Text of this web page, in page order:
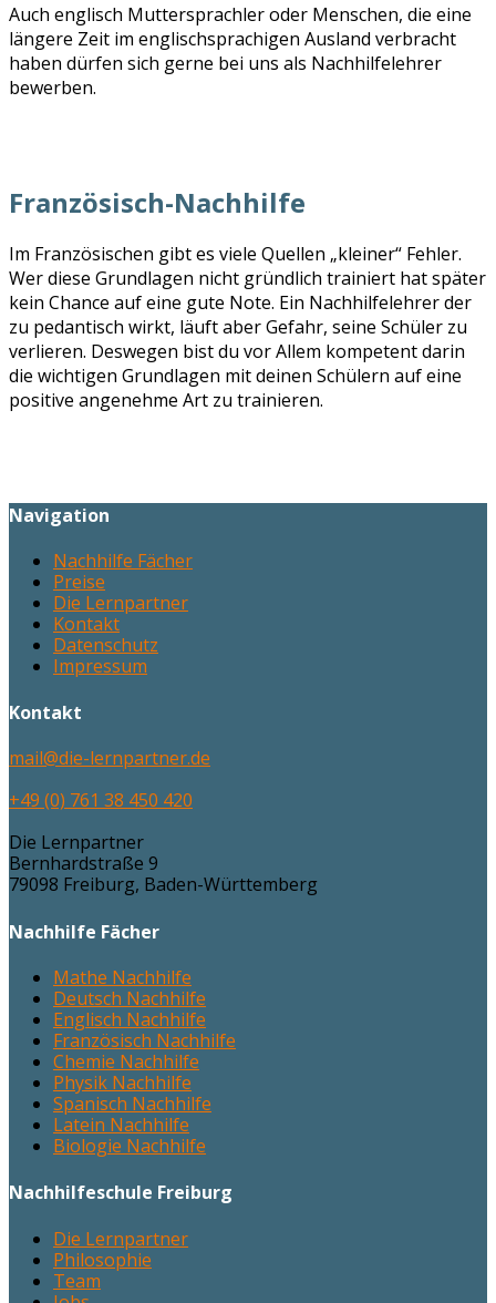
Auch englisch Muttersprachler oder Menschen, die eine
längere Zeit im englischsprachigen Ausland verbracht
haben dürfen sich gerne bei uns als Nachhilfelehrer
bewerben.
Französisch-Nachhilfe
Im Französischen gibt es viele Quellen „kleiner“ Fehler.
Wer diese Grundlagen nicht gründlich trainiert hat später
kein Chance auf eine gute Note. Ein Nachhilfelehrer der
zu pedantisch wirkt, läuft aber Gefahr, seine Schüler zu
verlieren. Deswegen bist du vor Allem kompetent darin
die wichtigen Grundlagen mit deinen Schülern auf eine
positive angenehme Art zu trainieren.
Navigation
Nachhilfe Fächer
Preise
Die Lernpartner
Kontakt
Datenschutz
Impressum
Kontakt
mail@die-lernpartner.de
+49 (0) 761 38 450 420
Die Lernpartner
Bernhardstraße 9
79098 Freiburg, Baden-Württemberg
Nachhilfe Fächer
Mathe Nachhilfe
Deutsch Nachhilfe
Englisch Nachhilfe
Französisch Nachhilfe
Chemie Nachhilfe
Physik Nachhilfe
Spanisch Nachhilfe
Latein Nachhilfe
Biologie Nachhilfe
Nachhilfeschule Freiburg
Die Lernpartner
Philosophie
Team